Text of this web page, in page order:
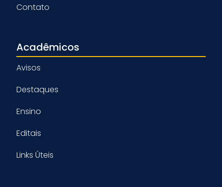
Contato
Acadêmicos
Avisos
Destaques
Ensino
Editais
Links Úteis